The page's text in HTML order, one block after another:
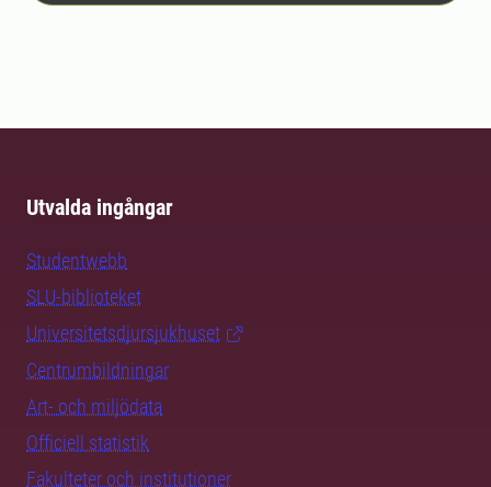
Utvalda ingångar
Studentwebb
SLU-biblioteket
Universitetsdjursjukhuset
Centrumbildningar
Art- och miljödata
Officiell statistik
Fakulteter och institutioner